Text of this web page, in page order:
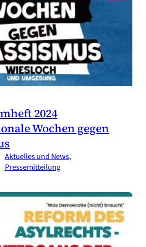
2024
Wochen gegen
Aktuelles und News,
Pressemitteilung